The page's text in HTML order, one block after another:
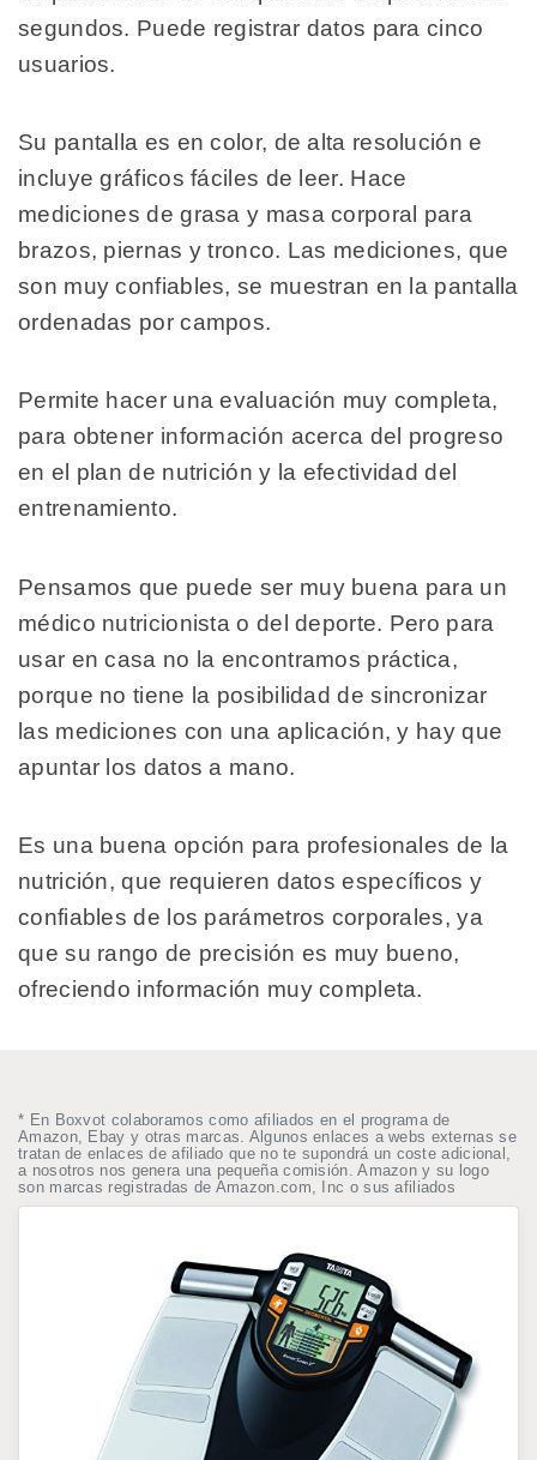
segundos. Puede registrar datos para cinco
usuarios.
Su pantalla es en color, de alta resolución e
incluye gráficos fáciles de leer. Hace
mediciones de grasa y masa corporal para
brazos, piernas y tronco. Las mediciones, que
son muy confiables, se muestran en la pantalla
ordenadas por campos.
Permite hacer una evaluación muy completa,
para obtener información acerca del progreso
en el plan de nutrición y la efectividad del
entrenamiento.
Pensamos que puede ser muy buena para un
médico nutricionista o del deporte. Pero para
usar en casa no la encontramos práctica,
porque no tiene la posibilidad de sincronizar
las mediciones con una aplicación, y hay que
apuntar los datos a mano.
Es una buena opción para profesionales de la
nutrición, que requieren datos específicos y
confiables de los parámetros corporales, ya
que su rango de precisión es muy bueno,
ofreciendo información muy completa.
* En Boxvot colaboramos como afiliados en el programa de
Amazon, Ebay y otras marcas. Algunos enlaces a webs externas se
tratan de enlaces de afiliado que no te supondrá un coste adicional,
a nosotros nos genera una pequeña comisión. Amazon y su logo
son marcas registradas de Amazon.com, Inc o sus afiliados